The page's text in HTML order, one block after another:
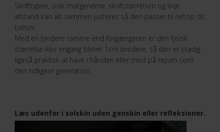
Skrifttypen, side margenerne, skriftstørrelsen og linje
afstand kan alt sammen justeres så den passer til netop dit
behov.
Med en tyndere ramme end forgængeren er den fysisk
størrelse ikke engang blevet 1cm bredere, så den er stadig
ligeså praktisk at have i hånden eller med på rejsen som
den tidligere generation.
Læs udenfor i solskin uden genskin eller refleksioner.